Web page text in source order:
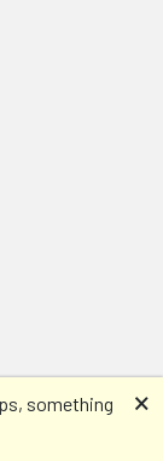
something
🗙